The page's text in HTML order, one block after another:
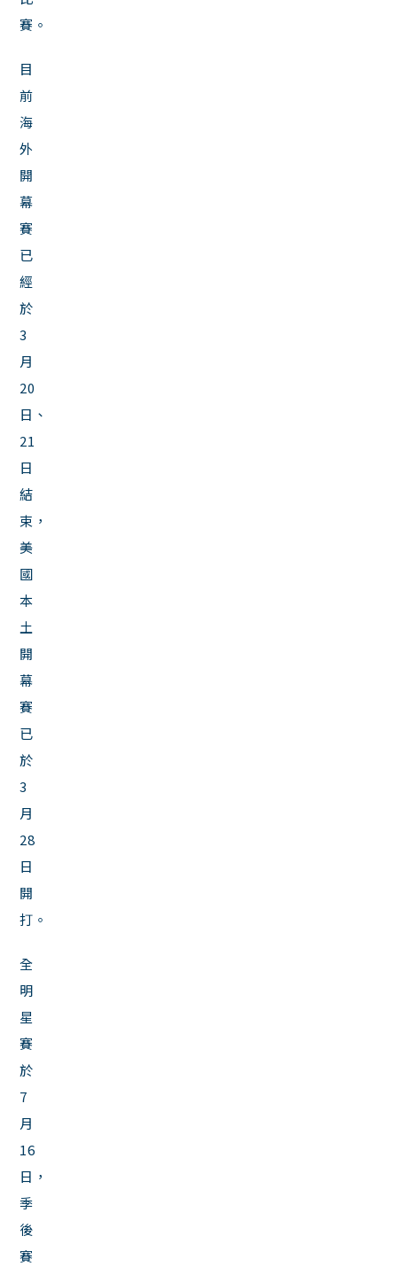
賽。
目
前
海
外
開
幕
賽
已
經
於
3
月
20
日、
21
日
結
束，
美
國
本
土
開
幕
賽
已
於
3
月
28
日
開
打。
全
明
星
賽
於
7
月
16
日，
季
後
賽